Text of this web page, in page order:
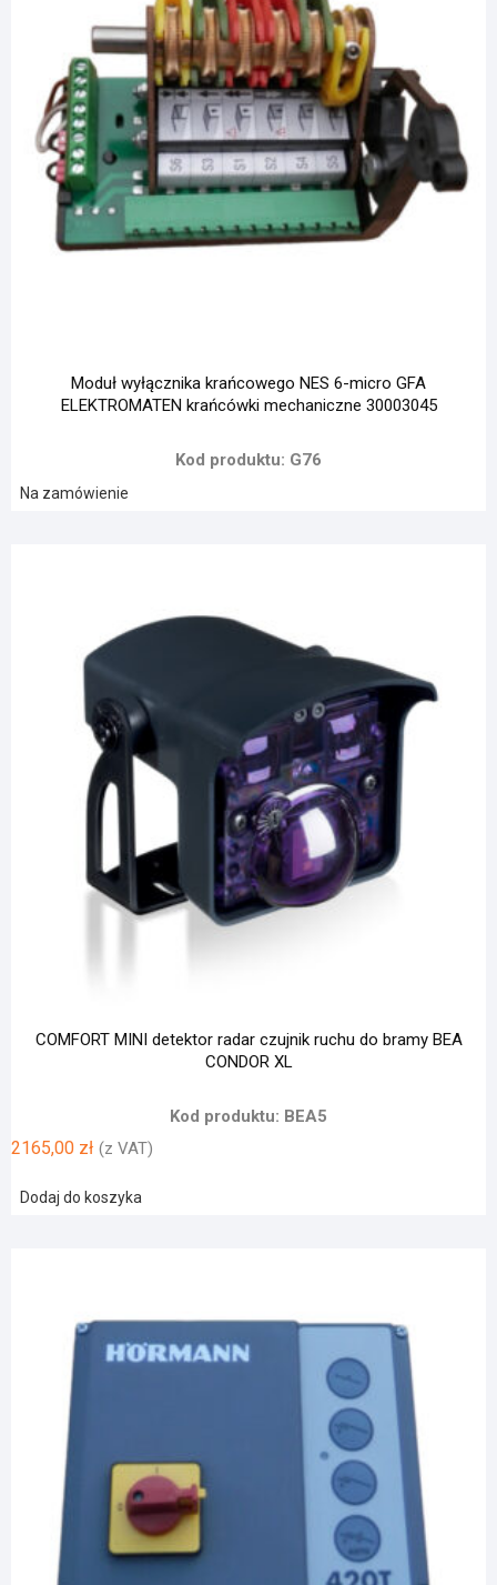
Moduł wyłącznika krańcowego NES 6-micro GFA
ELEKTROMATEN krańcówki mechaniczne 30003045
Kod produktu: G76
Na zamówienie
COMFORT MINI detektor radar czujnik ruchu do bramy BEA
CONDOR XL
Kod produktu: BEA5
2165,00 zł (z VAT)
Dodaj do koszyka